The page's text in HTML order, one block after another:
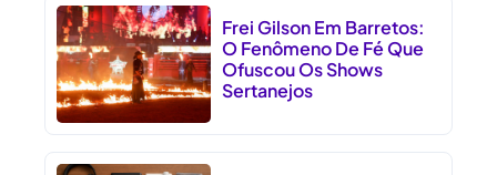
Frei Gilson Em Barretos:
O Fenômeno De Fé Que
Ofuscou Os Shows
Sertanejos